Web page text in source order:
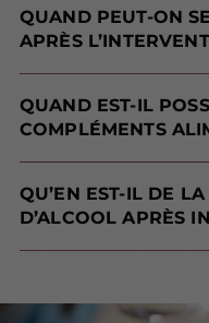
QUAND PEUT-ON
APRÈS
QUAND EST-IL
COMPLÉMENTS
QU’EN EST-IL DE
D’ALCOOL APRÈS